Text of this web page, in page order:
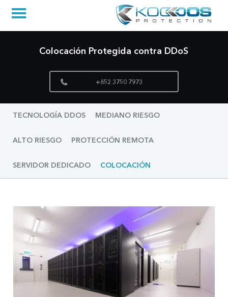
Colocación Protegida contra DDoS
+852 3750 7973
TECNOLOGÍA DDOS MEDIANO RIESGO
ALTO RIESGO PROTECCIÓN REMOTA
SERVIDOR DEDICADO COLOCACIÓN